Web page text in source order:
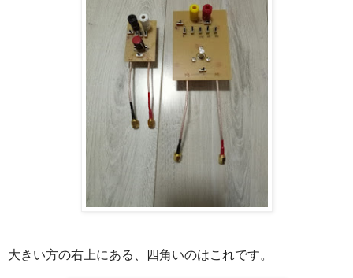
大きい方の右上にある、四角いのはこれです。